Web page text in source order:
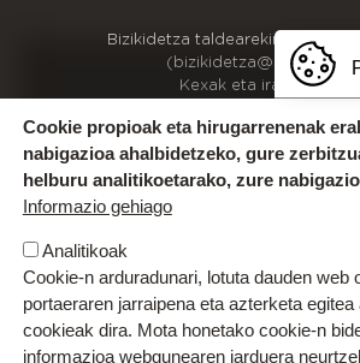
OINEKO INFORMAZIOA
Bizikidetza taldearekin
Kexak eta iradokizunak
Gurekin lan egin
Cookie propioak eta hirugarrenenak
nabigazioa ahalbidetzeko, gure
helburu analitikoetarako, zure
Informazio gehiago
Analitikoak
Cookie-n arduradunari, lotuta dauden web
portaeraren jarraipena eta azterketa
cookieak dira. Mota honetako cookie-n
informazioa webgunearen jarduera